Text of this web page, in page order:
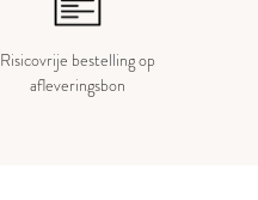
Risicovrije bestelling op
afleveringsbon